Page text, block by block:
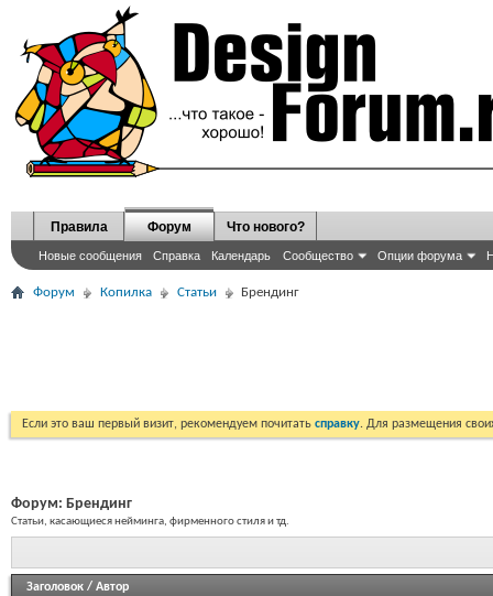
Правила Форум
Новые сообщения Справка Календарь Сообщество Опции форума
Что нового?
Форум Копилка Статьи Брендинг
Если это ваш первый визит, рекомендуем почитать справку. Для размещения
Форум: Брендинг
Статьи, касающиеся нейминга, фирменного стиля и тд.
Заголовок / Автор